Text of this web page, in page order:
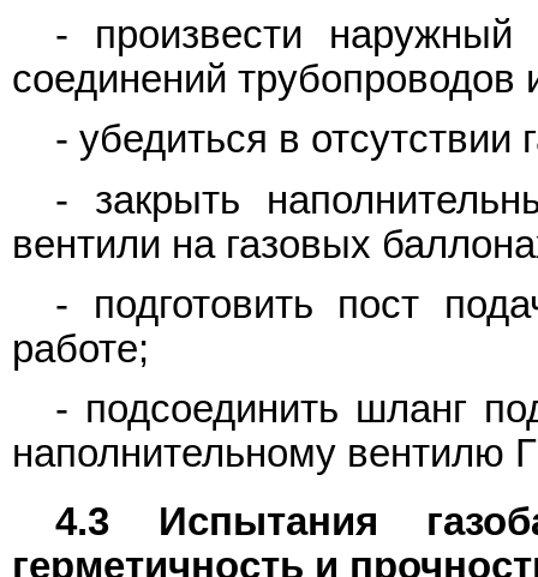
- произвести
соединений трубопроводов
- убедиться в отсутствии
- закрыть
вентили на газовых
- подготовить пост
работе;
- подсоединить шланг
наполнительному вентилю
4.3 Испытания
герметичность и